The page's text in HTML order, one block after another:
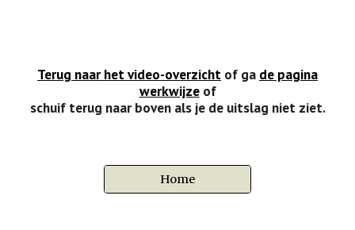
Terug naar het video-overzicht of ga de pagina
werkwijzeof
schuif terug naar boven als je de uitslag niet ziet.
Home